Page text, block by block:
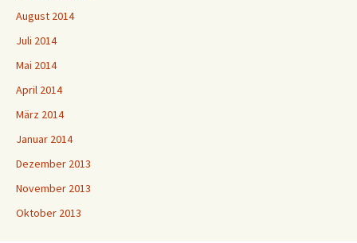
August 2014
Juli 2014
Mai 2014
April 2014
März 2014
Januar 2014
Dezember 2013
November 2013
Oktober 2013